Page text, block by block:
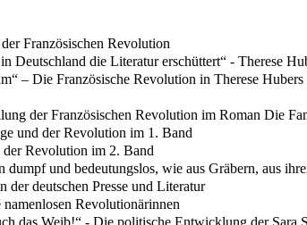
Französischen Revolution
Deutschland die Literatur erschüttert“ - Therese
– Die Französische Revolution in Therese
der Französischen Revolution im Roman Die
und der Revolution im 1. Band
Revolution im 2. Band
und bedeutungslos, wie aus Gräbern, aus
deutschen Presse und Literatur
Revolutionärinnen
das Weib!“ - Die politische Entwicklung der Sara